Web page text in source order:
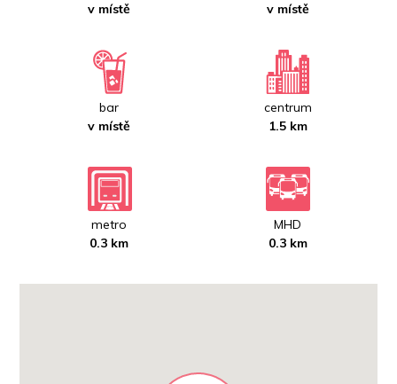
v místě
v místě
bar
v místě
centrum
1.5 km
metro
0.3 km
MHD
0.3 km